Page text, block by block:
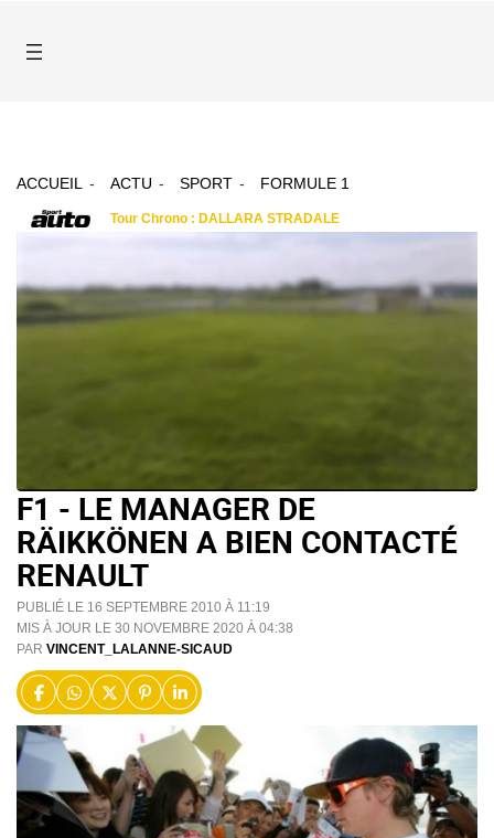
ACCUEIL ACTU SPORT FORMULE 1
F1 - LE MANAGER DE
RÄIKKÖNEN A BIEN CONTACTÉ
RENAULT
PUBLIÉ LE 16 SEPTEMBRE 2010 À 11:19
MIS À JOUR LE 30 NOVEMBRE 2020 À 04:38
PAR VINCENT_LALANNE-SICAUD